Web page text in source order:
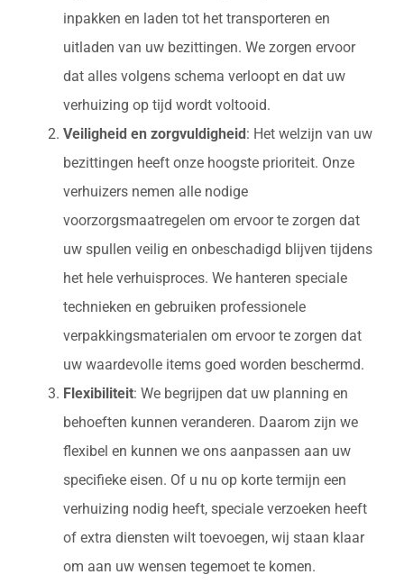
inpakken en laden tot het transporteren en
uitladen van uw bezittingen. We zorgen ervoor
dat alles volgens schema verloopt en dat uw
verhuizing op tijd wordt voltooid.
Veiligheid en zorgvuldigheid : Het welzijn van uw
bezittingen heeft onze hoogste prioriteit. Onze
verhuizers nemen alle nodige
voorzorgsmaatregelen om ervoor te zorgen dat
uw spullen veilig en onbeschadigd blijven tijdens
het hele verhuisproces. We hanteren speciale
technieken en gebruiken professionele
verpakkingsmaterialen om ervoor te zorgen dat
uw waardevolle items goed worden beschermd.
Flexibiliteit: We begrijpen dat uw planning en
behoeften kunnen veranderen. Daarom zijn we
flexibel en kunnen we ons aanpassen aan uw
specifieke eisen. Of u nu op korte termijn een
verhuizing nodig heeft, speciale verzoeken heeft
of extra diensten wilt toevoegen, wij staan klaar
om aan uw wensen tegemoet te komen.